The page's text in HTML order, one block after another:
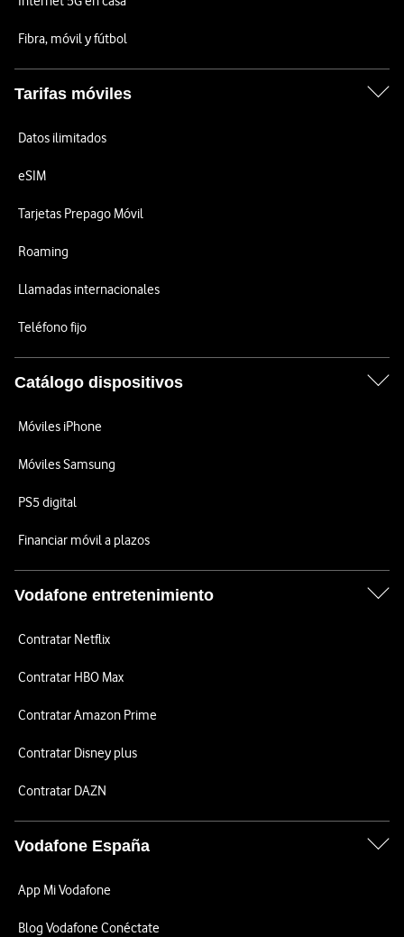
Fibra, móvil y fútbol
Tarifas móviles
Datos ilimitados
eSIM
Tarjetas Prepago Móvil
Roaming
Llamadas internacionales
Teléfono fijo
Catálogo dispositivos
Móviles iPhone
Móviles Samsung
PS5 digital
Financiar móvil a plazos
Vodafone entretenimiento
Contratar Netflix
Contratar HBO Max
Contratar Amazon Prime
Contratar Disney plus
Contratar DAZN
Vodafone España
App Mi Vodafone
Blog Vodafone Conéctate